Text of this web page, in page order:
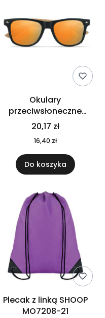
Okulary
przeciwsłoneczne
CALIFORNIA TOUCH
MO9617-10
20,17 zł
16,40 zł
Do koszyka
Plecak z linką SHOOP
MO7208-21